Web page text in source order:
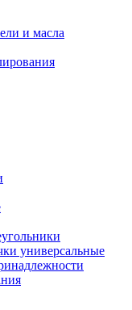
и масла
универсальные